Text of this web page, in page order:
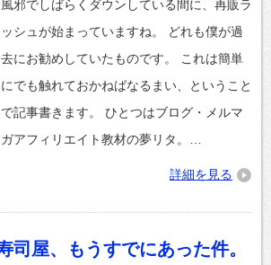
風邪でしばらくダウンしている間に、再販ラ
ッシュが始まっていますね。 どれも僕が過
去にお勧めしていたものです。 これは簡単
にでも触れておかねばなるまい、ということ
で記事書きます。 ひとつはブログ・メルマ
ガアフィリエイト教材の夢リタ。…
詳細を見る
司屋、もうすでにあった件。